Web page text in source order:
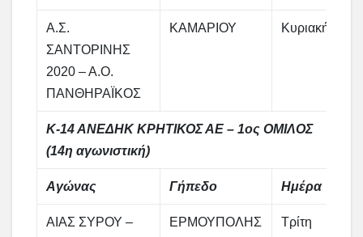
Α.Σ.
ΣΑΝΤΟΡΙΝΗΣ
2020 – Α.Ο.
ΠΑΝΘΗΡΑΪΚΟΣ
ΚΑΜΑΡΙΟΥ Κυριακή
Κ-14 ΑΝΕΔΗΚ ΚΡΗΤΙΚΟΣ ΑΕ – 1ος ΟΜΙΛΟΣ
(14η αγωνιστική)
Αγώνας Γήπεδο Ημέρα
ΑΙΑΣ ΣΥΡΟΥ –
ΕΡΜΟΥΠΟΛΗΣ
Τρίτη